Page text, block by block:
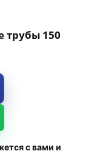
трубы 150
с вами и